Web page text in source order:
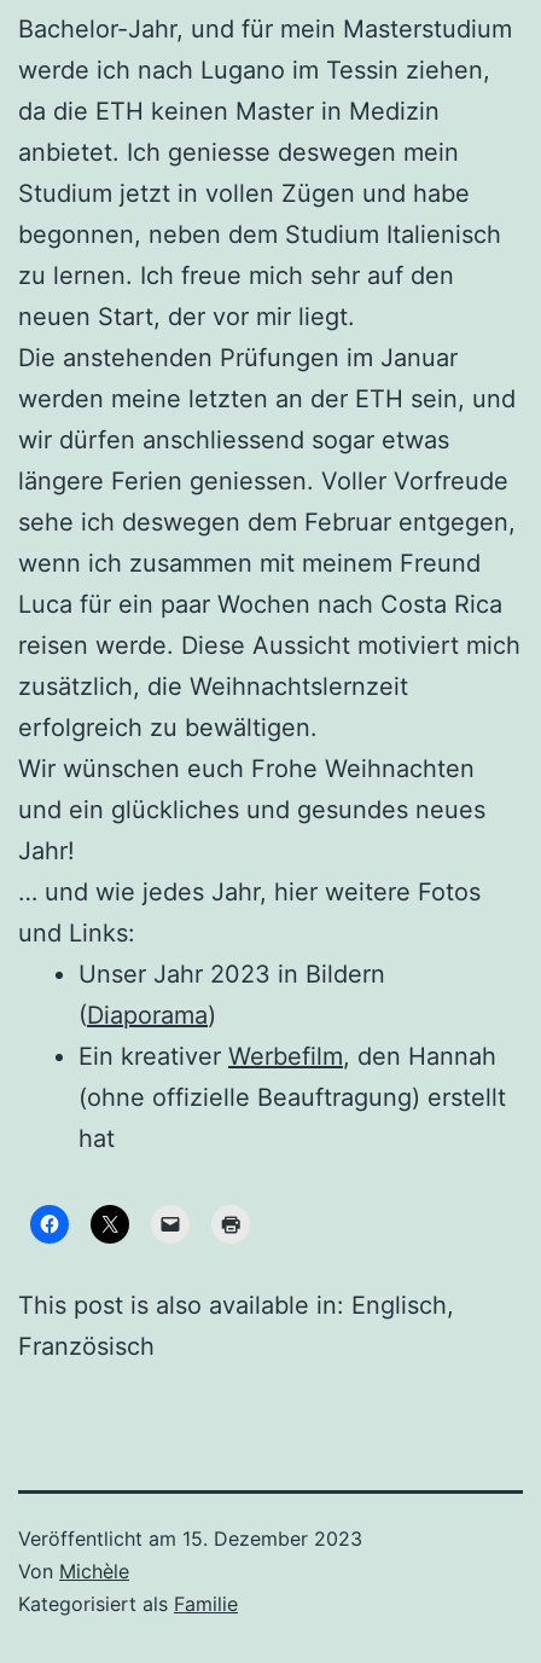
Bachelor-Jahr, und für mein Masterstudium
werde ich nach Lugano im Tessin ziehen,
da die ETH keinen Master in Medizin
anbietet. Ich geniesse deswegen mein
Studium jetzt in vollen Zügen und habe
begonnen, neben dem Studium Italienisch
zu lernen. Ich freue mich sehr auf den
neuen Start, der vor mir liegt.
Die anstehenden Prüfungen im Januar
werden meine letzten an der ETH sein, und
wir dürfen anschliessend sogar etwas
längere Ferien geniessen. Voller Vorfreude
sehe ich deswegen dem Februar entgegen,
wenn ich zusammen mit meinem Freund
Luca für ein paar Wochen nach Costa Rica
reisen werde. Diese Aussicht motiviert mich
zusätzlich, die Weihnachtslernzeit
erfolgreich zu bewältigen.
Wir wünschen euch Frohe Weihnachten
und ein glückliches und gesundes neues
Jahr!
… und wie jedes Jahr, hier weitere Fotos
und Links:
Unser Jahr 2023 in Bildern
(Diaporama)
Ein kreativer Werbefilm, den Hannah
(ohne offizielle Beauftragung) erstellt
hat
This post is also available in: Englisch
Französisch
Veröffentlicht am 15. Dezember 2023
Von Michèle
Kategorisiert als Familie